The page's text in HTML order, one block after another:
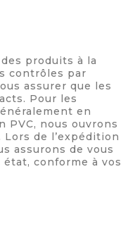
produits à la
contrôles par
assurer que les
Pour les
en
PVC, nous ouvrons
de l’expédition
assurons de vous
conforme à vos